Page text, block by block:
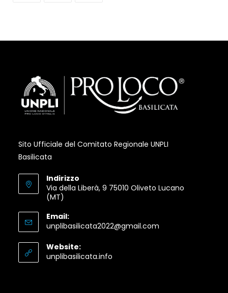
Sito Ufficiale del Comitato Regionale UNPLI
Basilicata
Indirizzo
Via della Liberà, 9 75010 Oliveto Lucano
(MT)
Email:
unplibasilicata2022@gmail.comOpens
Website:
unplibasilicata.infoOpens